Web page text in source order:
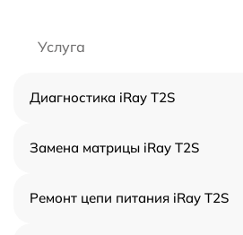
Услуга
Диагностика iRay T2S
Замена матрицы iRay T2S
Ремонт цепи питания iRay T2S